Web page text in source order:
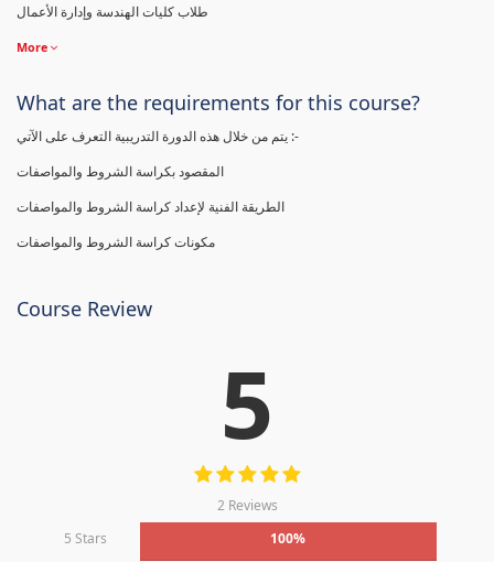
طلاب كليات الهندسة وإدارة الأعمال
More
What are the requirements for this course?
يتم من خلال هذه الدورة التدريبية التعرف على الآتي :-
المقصود بكراسة الشروط والمواصفات
الطريقة الفنية لإعداد كراسة الشروط والمواصفات
مكونات كراسة الشروط والمواصفات
Course Review
5
2 Reviews
5 Stars
100%